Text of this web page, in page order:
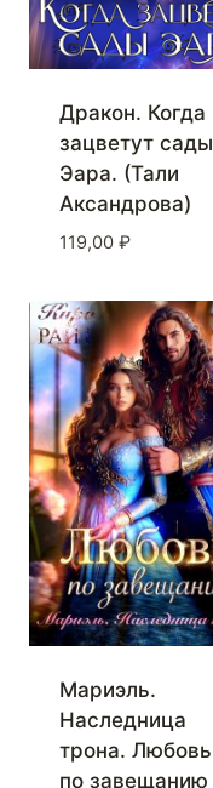
Дракон. Когда
зацветут сады
Эара. (Тали
Аксандрова)
119,00 ₽
Мариэль.
Наследница
трона. Любовь
по завещанию